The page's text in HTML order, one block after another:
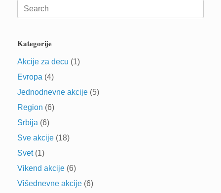
Search
for:
Kategorije
Akcije za decu (1)
Evropa (4)
Jednodnevne akcije (5)
Region (6)
Srbija (6)
Sve akcije (18)
Svet(1)
Vikend akcije (6)
Višednevne akcije (6)